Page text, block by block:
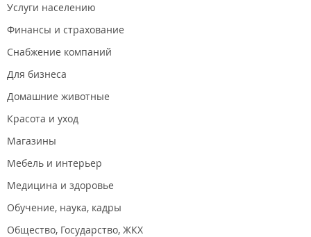
Услуги населению
Финансы и страхование
Снабжение компаний
Для бизнеса
Домашние животные
Красота и уход
Магазины
Мебель и интерьер
Медицина и здоровье
Обучение, наука, кадры
Общество, Государство, ЖКХ